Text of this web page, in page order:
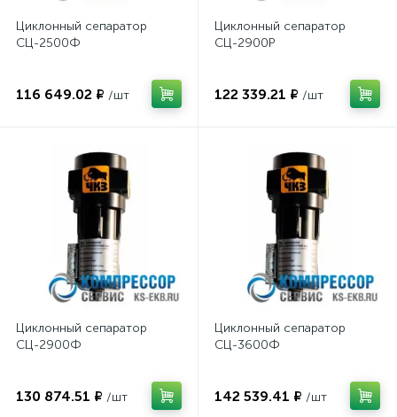
Циклонный сепаратор
СЦ-2500Ф
116 649.02 ₽ /шт
Циклонный сепаратор
СЦ-2900Р
122 339.21 ₽ /шт
Циклонный сепаратор
СЦ-2900Ф
130 874.51 ₽ /шт
Циклонный сепаратор
СЦ-3600Ф
142 539.41 ₽ /шт